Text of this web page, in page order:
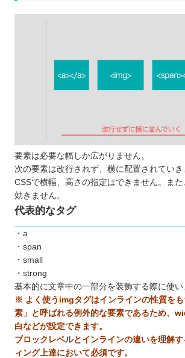
要素は必要な幅しか広がりません。
次の要素は改行されず、横に配置されていき
CSSで横幅、高さの指定はできません。ま
効きません。
代表的なタグ
・a
・span
・small
・strong
基本的に文章中の一部分を装飾する際に使い
※ よく使うimgタグはインラインの性質を
素」と呼ばれる例外的な要素であるため、
白などが設定できます。
ブロックレベルとインラインの違いを理解
ィング上達において必須です。